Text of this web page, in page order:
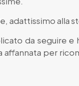
adattissimo alla
da seguire e
affannata per